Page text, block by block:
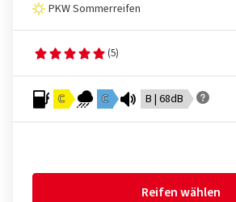
PKW Sommerreifen
(5)
C C B | 68dB
Reifen wählen